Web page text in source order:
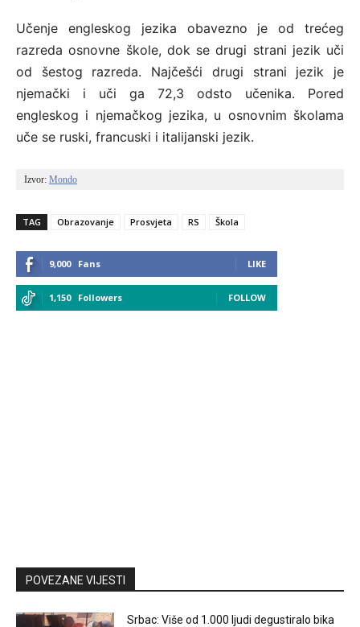
Učenje engleskog jezika obavezno je od trećeg
razreda osnovne škole, dok se drugi strani jezik uči
od šestog razreda. Najčešći drugi strani jezik je
njemački i uči ga 72,3 odsto učenika. Pored
engleskog i njemačkog jezika, u osnovnim školama
uče se ruski, francuski i italijanski jezik.
Izvor: Mondo
TAG Obrazovanje Prosvjeta RS Škola
9,000 Fans LIKE
1,150 Followers FOLLOW
POVEZANE VIJESTI
Srbac: Više od 1.000 ljudi degustiralo bika